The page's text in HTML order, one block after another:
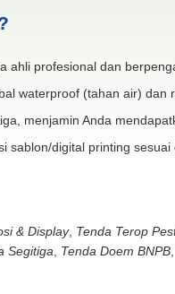
ahli profesional dan
waterproof (tahan air) dan
menjamin Anda
sablon/digital printing
& Display, Tenda Terop
Segitiga Tenda Doem BNPB,